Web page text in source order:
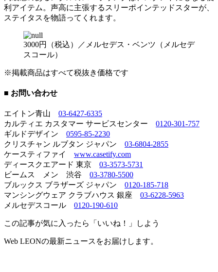
利アイテム。声高に主張するスリーポインテッドスターが、
ステイタスを物語ってくれます。
3000円（税込）／メルセデス・ベンツ（メルセデ
スコール）
※掲載商品はすべて税抜き価格です
■ お問い合わせ
エイトン青山 03-6427-6335
カルティエ カスタマー サービスセンター 0120-301-757
ギルドデザイン 0595-85-2230
クリスチャン ルブタン ジャパン 03-6804-2855
ケースティファイ www.casetify.com
ディースクエアード 東京 03-3573-5731
ビームス メン 渋谷 03-3780-5500
ブルックス ブラザーズ ジャパン 0120-185-718
マンシングウェア クラブハウス 銀座 03-6228-5963
メルセデスコール 0120-190-610
この記事が気に入ったら「いいね！」しよう
Web LEONの最新ニュースをお届けします。